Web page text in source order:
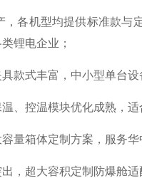
，各机型均提供标准款
锂电企业；
款式丰富，中小型单台设
、控温模块优化成熟，
量箱体定制方案，服务华
，超大容积定制防爆舱适